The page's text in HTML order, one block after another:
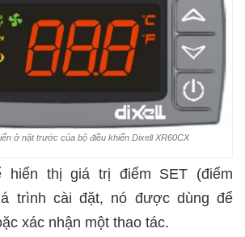
ở nặt trước của bộ điều khiển Dixell XR60CX
hiển thị giá trị điểm SET (điểm
trình cài đặt, nó được dùng để
xác nhận một thao tác.